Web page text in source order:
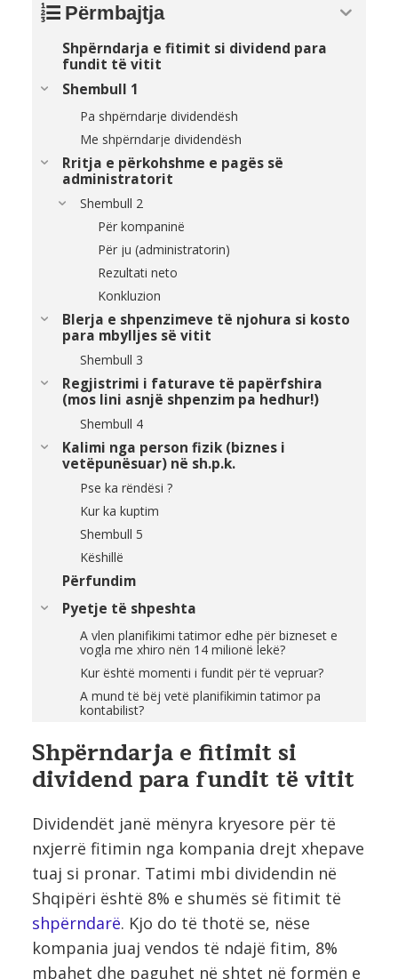
Përmbajtja
Shpërndarja e fitimit si dividend para
fundit të vitit
Shembull 1
Pa shpërndarje dividendësh
Me shpërndarje dividendësh
Rritja e përkohshme e pagës së
administratorit
Shembull 2
Për kompaninë
Për ju (administratorin)
Rezultati neto
Konkluzion
Blerja e shpenzimeve të njohura si kosto
para mbylljes së vitit
Shembull 3
Regjistrimi i faturave të papërfshira
(mos lini asnjë shpenzim pa hedhur!)
Shembull 4
Kalimi nga person fizik (biznes i
vetëpunësuar) në sh.p.k.
Pse ka rëndësi ?
Kur ka kuptim
Shembull 5
Këshillë
Përfundim
Pyetje të shpeshta
A vlen planifikimi tatimor edhe për bizneset e
vogla me xhiro nën 14 milionë lekë?
Kur është momenti i fundit për të vepruar?
A mund të bëj vetë planifikimin tatimor pa
kontabilist?
Shpërndarja e fitimit si
dividend para fundit të vitit
Dividendët janë mënyra kryesore për të
nxjerrë fitimin nga kompania drejt xhepave
tuaj si pronar. Tatimi mbi dividendin në
Shqipëri është 8% e shumës së fitimit të
shpërndarë. Kjo do të thotë se, nëse
kompania juaj vendos të ndajë fitim, 8%
mbahet dhe paguhet në shtet në formën e